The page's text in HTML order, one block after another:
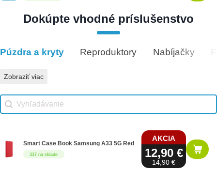
5 na sklade
Dokúpte vhodné príslušenstvo
Vhodné príslušenstvo
Púzdra a kryty Reproduktory Nabíjačky
Zobraziť viac
Vhodné príslušenstvo search
Search content
337 na sklade
Smart Case Book Samsung A33 5G Red
AKCIA
12,90 €
14,90 €